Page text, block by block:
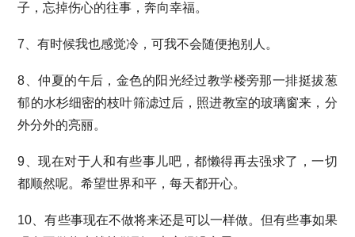
子，忘掉伤心的往事，奔向幸福。
7、有时候我也感觉冷，可我不会随便抱别人。
8、仲夏的午后，金色的阳光经过教学楼旁那一排挺拔葱
郁的水杉细密的枝叶筛滤过后，照进教室的玻璃窗来，分
外分外的亮丽。
9、现在对于人和有些事儿吧，都懒得再去强求了，一切
都顺然呢。希望世界和平，每天都开心。
10、有些事现在不做将来还是可以一样做。但有些事如果